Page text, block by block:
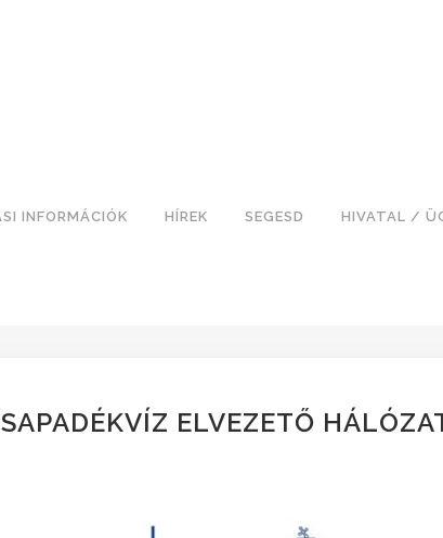
INFORMÁCIÓK HÍREK SEGESD HIVATAL /
ELVEZETŐ